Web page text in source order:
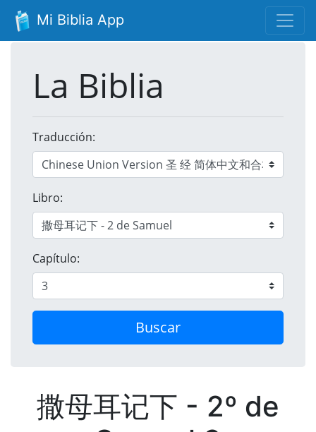
Mi Biblia App
La Biblia
Traducción:
Libro:
Capítulo:
Buscar
撒母耳记下 - 2º de